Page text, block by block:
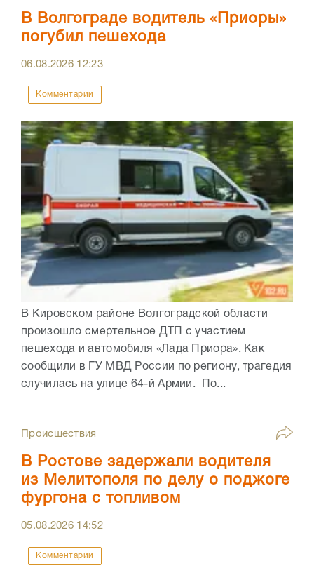
В Волгограде водитель «Приоры»
погубил пешехода
06.08.2026 12:23
Комментарии
В Кировском районе Волгоградской области
произошло смертельное ДТП с участием
пешехода и автомобиля «Лада Приора». Как
сообщили в ГУ МВД России по региону, трагедия
случилась на улице 64-й Армии. По...
Происшествия
В Ростове задержали водителя
из Мелитополя по делу о поджоге
фургона с топливом
05.08.2026 14:52
Комментарии